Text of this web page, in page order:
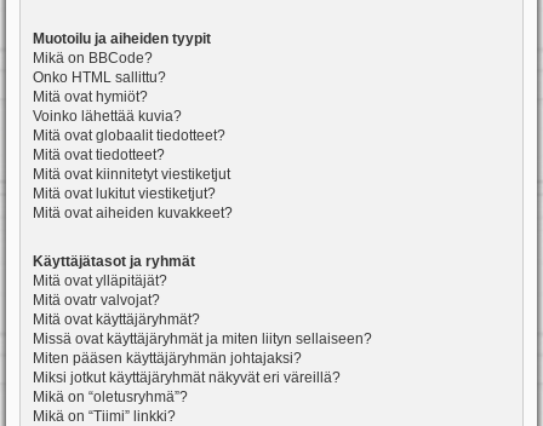
Muotoilu ja aiheiden tyypit
Mikä on BBCode?
Onko HTML sallittu?
Mitä ovat hymiöt?
Voinko lähettää kuvia?
Mitä ovat globaalit tiedotteet?
Mitä ovat tiedotteet?
Mitä ovat kiinnitetyt viestiketjut
Mitä ovat lukitut viestiketjut?
Mitä ovat aiheiden kuvakkeet?
Käyttäjätasot ja ryhmät
Mitä ovat ylläpitäjät?
Mitä ovatr valvojat?
Mitä ovat käyttäjäryhmät?
Missä ovat käyttäjäryhmät ja miten liityn sellaiseen?
Miten pääsen käyttäjäryhmän johtajaksi?
Miksi jotkut käyttäjäryhmät näkyvät eri väreillä?
Mikä on “oletusryhmä”?
Mikä on “Tiimi” linkki?